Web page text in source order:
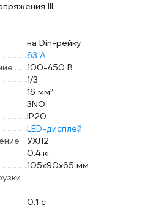
III.
на Din-рейку
63 А
100-450 В
1/3
16 мм²
3NO
IP20
LED-дисплей
УХЛ2
0.4 кг
105х90х65 мм
0.1 с